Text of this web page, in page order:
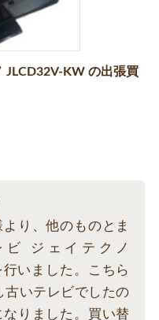
JLCD32V-KW の出張買
り、他のものとま
ビ ジェイテクノ
いました。こちら
古いテレビでしたの
りました。買い替